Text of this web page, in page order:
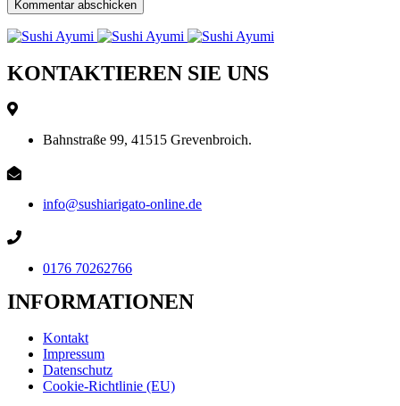
KONTAKTIEREN SIE UNS
Bahnstraße 99, 41515 Grevenbroich.
info@sushiarigato-online.de
0176 70262766
INFORMATIONEN
Kontakt
Impressum
Datenschutz
Cookie-Richtlinie (EU)